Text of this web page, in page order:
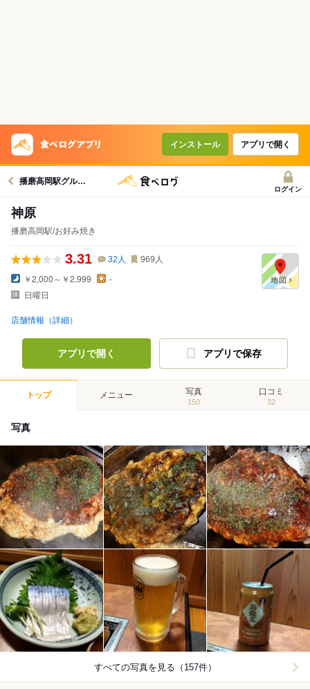
インストール アプリで開く
播磨高岡駅グルメへ
ログイン
神原
播磨高岡駅/お好み焼き
3.31 32 人 969 人
￥2,000～￥2,999
-
日曜日
店舗情報（詳細）
アプリで開く アプリで保存
トップ メニュー 写真
150
口コミ
32
写真
すべての写真を見る（157件）